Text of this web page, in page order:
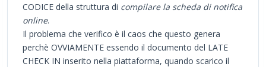
CODICE della struttura di compilare la scheda di notifica
online.
Il problema che verifico è il caos che questo genera
perchè OVVIAMENTE essendo il documento del LATE
CHECK IN inserito nella piattaforma, quando scarico il